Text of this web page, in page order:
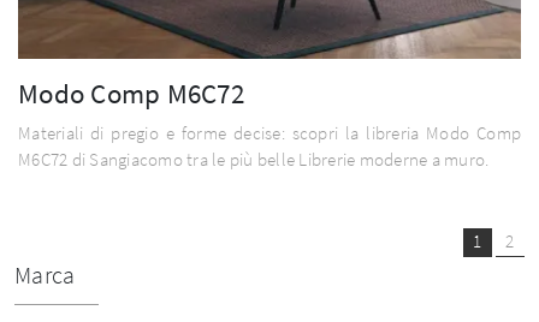
Modo Comp M6C72
Materiali di pregio e forme decise: scopri la libreria Modo Comp
M6C72 di Sangiacomo tra le più belle Librerie moderne a muro.
1 2
Marca